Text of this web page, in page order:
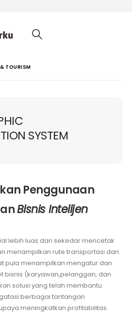
TOURISM
SYSTEM
Penggunaan
Bisnis Intelijen
lebih luas dari sekedar mencetak
menampilkan rute transportasi dan
pula menampilkan mengatur dan
bisnis (karyawan,pelanggan, dan
solusi yang telah membantu
berbagai tantangan
meningkatkan profitabilitas.